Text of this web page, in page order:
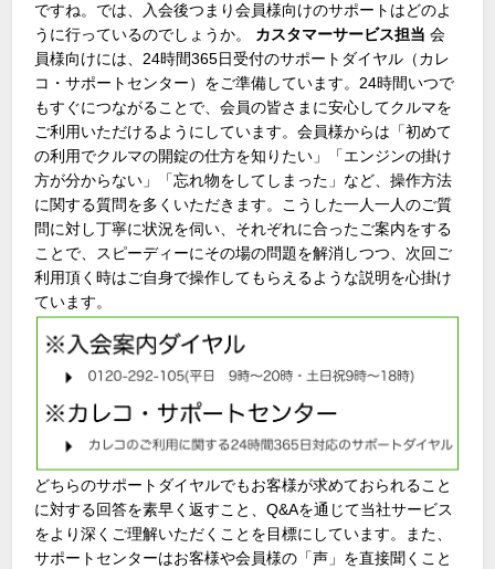
ですね。では、入会後つまり会員様向けのサポートはどのよ
うに行っているのでしょうか。 カスタマーサービス担当 会
員様向けには、24時間365日受付のサポートダイヤル（カレ
コ・サポートセンター）をご準備しています。24時間いつで
もすぐにつながることで、会員の皆さまに安心してクルマを
ご利用いただけるようにしています。会員様からは「初めて
の利用でクルマの開錠の仕方を知りたい」「エンジンの掛け
方が分からない」「忘れ物をしてしまった」など、操作方法
に関する質問を多くいただきます。こうした一人一人のご質
問に対し丁寧に状況を伺い、それぞれに合ったご案内をする
ことで、スピーディーにその場の問題を解消しつつ、次回ご
利用頂く時はご自身で操作してもらえるような説明を心掛け
ています。
どちらのサポートダイヤルでもお客様が求めておられること
に対する回答を素早く返すこと、Q&Aを通じて当社サービス
をより深くご理解いただくことを目標にしています。また、
サポートセンターはお客様や会員様の「声」を直接聞くこと